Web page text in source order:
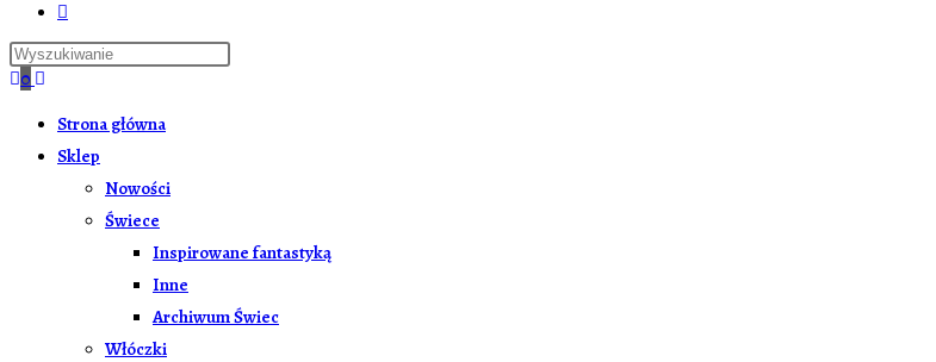
0
Strona główna
Sklep
Nowości
Świece
Inspirowane fantastyką
Inne
Archiwum Świec
Włóczki